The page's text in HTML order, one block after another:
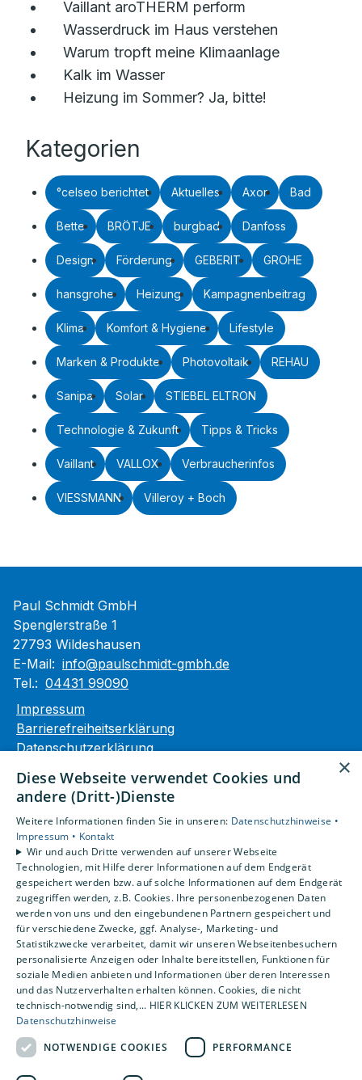
Vaillant aroTHERM perform
Wasserdruck im Haus verstehen
Warum tropft meine Klimaanlage
Kalk im Wasser
Heizung im Sommer? Ja, bitte!
Kategorien
°celseo berichtet Aktuelles Axor Bad
Bette BRÖTJE burgbad Danfoss
Design Förderung GEBERIT GROHE
hansgrohe Heizung Kampagnenbeitrag
Klima Komfort & Hygiene Lifestyle
Marken & Produkte Photovoltaik REHAU
Sanipa Solar STIEBEL ELTRON
Technologie & Zukunft Tipps & Tricks
Vaillant VALLOX Verbraucherinfos
VIESSMANN Villeroy + Boch
Paul Schmidt GmbH
Spenglerstraße 1
27793 Wildeshausen
E-Mail: info@paulschmidt-gmbh.de
Tel.: 04431 99090
Impressum
Barrierefreiheitserklärung
Datenschutzerklärung
Unsere Bereiche
Privatkunden
Gewerbekunden
Karriere
Unternehmen
Kontakt
×
Diese Webseite verwendet Cookies und
andere (Dritt-)Dienste
Weitere Informationen finden Sie in unseren: Datenschutzhinweise •
Impressum • Kontakt
Wir und auch Dritte verwenden auf unserer Webseite
Technologien, mit Hilfe derer Informationen auf dem Endgerät
gespeichert werden bzw. auf solche Informationen auf dem Endgerät
zugegriffen werden, z.B. Cookies. Ihre personenbezogenen Daten
werden von uns und den eingebundenen Partnern gespeichert und
für verschiedene Zwecke, ggf. Analyse-, Marketing- und
Statistikzwecke verarbeitet, damit wir unseren Webseitenbesuchern
personalisierte Anzeigen oder Inhalte bereitstellen, Funktionen für
soziale Medien anbieten und Informationen über deren Interessen
und das Nutzerverhalten erhalten können. Cookies, die nicht
technisch-notwendig sind,... HIER KLICKEN ZUM WEITERLESEN
Datenschutzhinweise
NOTWENDIGE COOKIES
PERFORMANCE